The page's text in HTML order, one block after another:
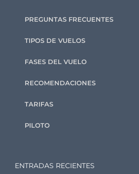
PREGUNTAS FRECUENTES
TIPOS DE VUELOS
FASES DEL VUELO
RECOMENDACIONES
TARIFAS
PILOTO
ENTRADAS RECIENTES